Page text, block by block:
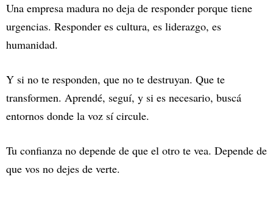
Una empresa madura no deja de responder porque tiene
urgencias. Responder es cultura, es liderazgo, es
humanidad.
Y si no te responden, que no te destruyan. Que te
transformen. Aprendé, seguí, y si es necesario, buscá
entornos donde la voz sí circule.
Tu confianza no depende de que el otro te vea. Depende de
que vos no dejes de verte.